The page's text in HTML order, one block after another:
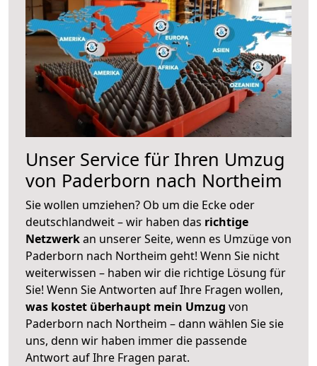
Unser Service für Ihren Umzug
von Paderborn nach Northeim
Sie wollen umziehen? Ob um die Ecke oder
deutschlandweit – wir haben das richtige
Netzwerkan unserer Seite, wenn es Umzüge von
Paderborn nach Northeim geht! Wenn Sie nicht
weiterwissen – haben wir die richtige Lösung für
Sie! Wenn Sie Antworten auf Ihre Fragen wollen,
was kostet überhaupt mein Umzug von
Paderborn nach Northeim – dann wählen Sie sie
uns, denn wir haben immer die passende
Antwort auf Ihre Fragen parat.